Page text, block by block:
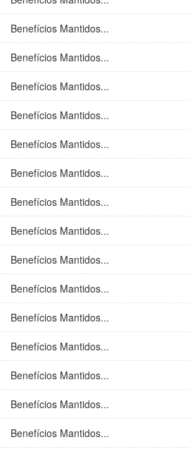
Benefícios Mantidos...
Benefícios Mantidos...
Benefícios Mantidos...
Benefícios Mantidos...
Benefícios Mantidos...
Benefícios Mantidos...
Benefícios Mantidos...
Benefícios Mantidos...
Benefícios Mantidos...
Benefícios Mantidos...
Benefícios Mantidos...
Benefícios Mantidos...
Benefícios Mantidos...
Benefícios Mantidos...
Benefícios Mantidos...